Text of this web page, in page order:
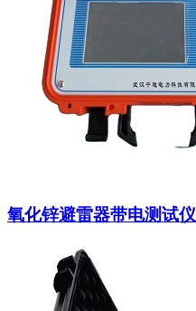
氧化锌避雷器带电测试仪